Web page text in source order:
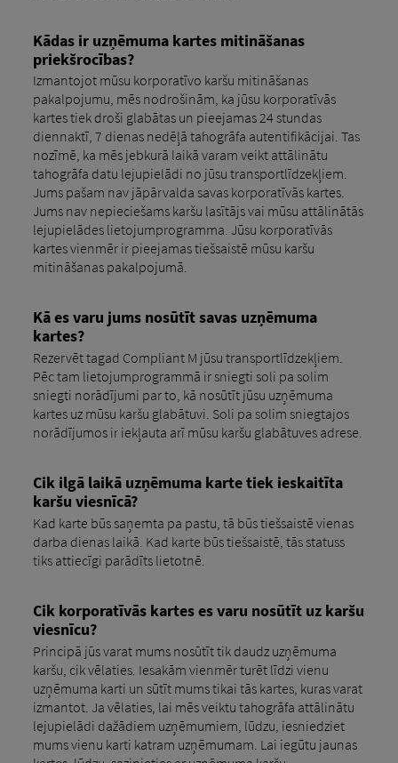
Kādas ir uzņēmuma kartes mitināšanas
priekšrocības?
Izmantojot mūsu korporatīvo karšu mitināšanas
pakalpojumu, mēs nodrošinām, ka jūsu korporatīvās
kartes tiek droši glabātas un pieejamas 24 stundas
diennaktī, 7 dienas nedēļā tahogrāfa autentifikācijai. Tas
nozīmē, ka mēs jebkurā laikā varam veikt attālinātu
tahogrāfa datu lejupielādi no jūsu transportlīdzekļiem.
Jums pašam nav jāpārvalda savas korporatīvās kartes.
Jums nav nepieciešams karšu lasītājs vai mūsu attālinātās
lejupielādes lietojumprogramma. Jūsu korporatīvās
kartes vienmēr ir pieejamas tiešsaistē mūsu karšu
mitināšanas pakalpojumā.
Kā es varu jums nosūtīt savas uzņēmuma
kartes?
Rezervēt tagad Compliant M jūsu transportlīdzekļiem.
Pēc tam lietojumprogrammā ir sniegti soli pa solim
sniegti norādījumi par to, kā nosūtīt jūsu uzņēmuma
kartes uz mūsu karšu glabātuvi. Soli pa solim sniegtajos
norādījumos ir iekļauta arī mūsu karšu glabātuves adrese.
Cik ilgā laikā uzņēmuma karte tiek ieskaitīta
karšu viesnīcā?
Kad karte būs saņemta pa pastu, tā būs tiešsaistē vienas
darba dienas laikā. Kad karte būs tiešsaistē, tās statuss
tiks attiecīgi parādīts lietotnē.
Cik korporatīvās kartes es varu nosūtīt uz karšu
viesnīcu?
Principā jūs varat mums nosūtīt tik daudz uzņēmuma
karšu, cik vēlaties. Iesakām vienmēr turēt līdzi vienu
uzņēmuma karti un sūtīt mums tikai tās kartes, kuras varat
izmantot. Ja vēlaties, lai mēs veiktu tahogrāfa attālinātu
lejupielādi dažādiem uzņēmumiem, lūdzu, iesniedziet
mums vienu karti katram uzņēmumam. Lai iegūtu jaunas